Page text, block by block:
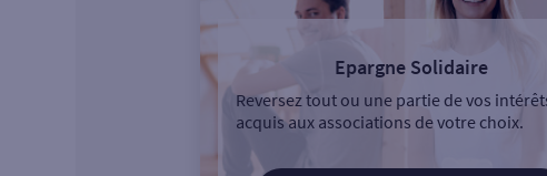
Epargne Solidaire
Reversez tout ou une partie de vos
acquis aux associations de votre choix.